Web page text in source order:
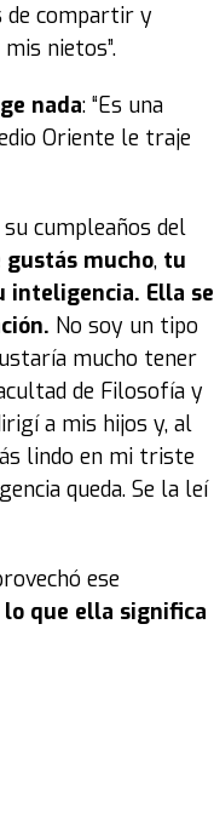
de compartir y
nietos”.
nada: “Es una
Oriente le traje
cumpleaños del
gustás mucho, tu
inteligencia. Ella se
No soy un tipo
mucho tener
de Filosofía y
a mis hijos y, al
lindo en mi triste
queda. Se la leí
ese
lo que ella significa